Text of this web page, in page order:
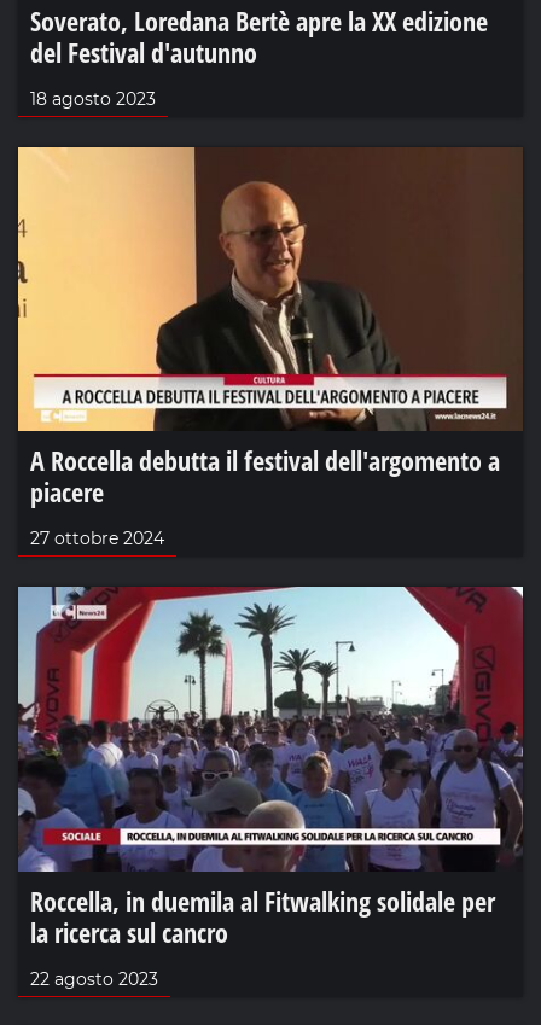
Soverato, Loredana Bertè apre la XX edizione
del Festival d'autunno
18 agosto 2023
A Roccella debutta il festival dell'argomento a
piacere
27 ottobre 2024
Roccella, in duemila al Fitwalking solidale per
la ricerca sul cancro
22 agosto 2023